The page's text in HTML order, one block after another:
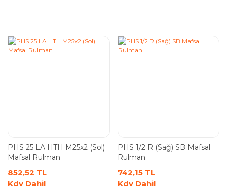
PHS 25 LA HTH M25x2 (Sol)
Mafsal Rulman
852,52 TL
Kdv Dahil
PHS 1/2 R (Sağ) SB Mafsal
Rulman
742,15 TL
Kdv Dahil